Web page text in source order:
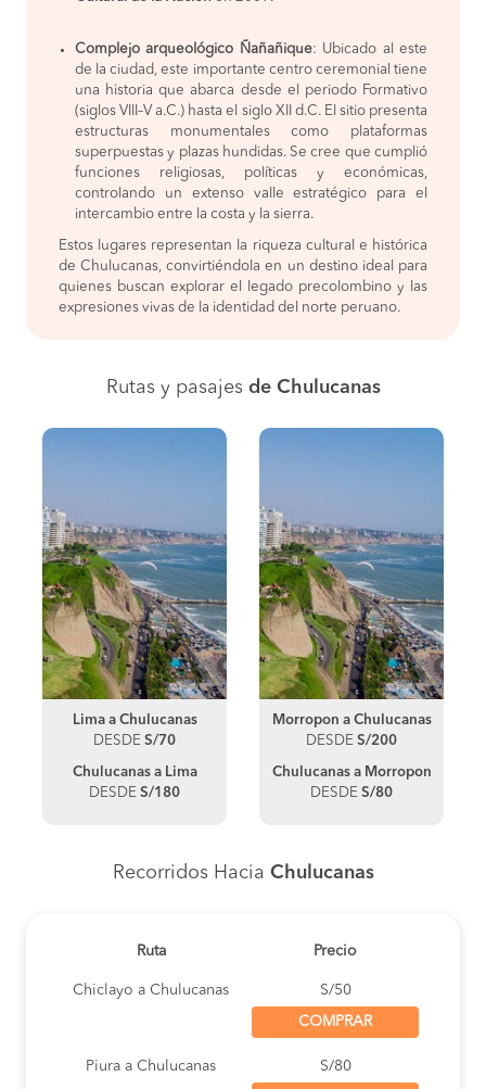
Complejo arqueológico Ñañañique: Ubicado al este
de la ciudad, este importante centro ceremonial tiene
una historia que abarca desde el periodo Formativo
(siglos VIII–V a.C.) hasta el siglo XII d.C. El sitio presenta
estructuras monumentales como plataformas
superpuestas y plazas hundidas. Se cree que cumplió
funciones religiosas, políticas y económicas,
controlando un extenso valle estratégico para el
intercambio entre la costa y la sierra.
Estos lugares representan la riqueza cultural e histórica
de Chulucanas, convirtiéndola en un destino ideal para
quienes buscan explorar el legado precolombino y las
expresiones vivas de la identidad del norte peruano.
Rutas y pasajes de Chulucanas
Lima a Chulucanas
DESDE S/70
Chulucanas a Lima
DESDE S/180
Morropon a Chulucanas
DESDE S/200
Chulucanas a Morropon
DESDE S/80
Recorridos Hacia Chulucanas
Ruta Precio
Chiclayo a Chulucanas S/50
COMPRAR
Piura a Chulucanas S/80